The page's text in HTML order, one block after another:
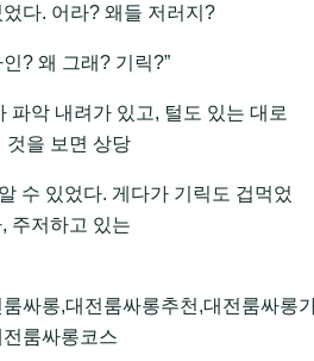
다. 어라? 왜들 저러지?
인? 왜 그래? 기릭?”
파악 내려가 있고, 털도 있는 대로
것을 보면 상당
수 있었다. 게다가 기릭도 겁먹었
주저하고 있는
싸롱,대전룸싸롱추천,대전룸싸롱
룸싸롱코스